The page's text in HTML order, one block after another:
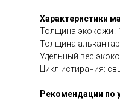
Характеристики
Толщина экокожи :
Толщина
Удельный вес
Цикл истирания:
Рекомендации по